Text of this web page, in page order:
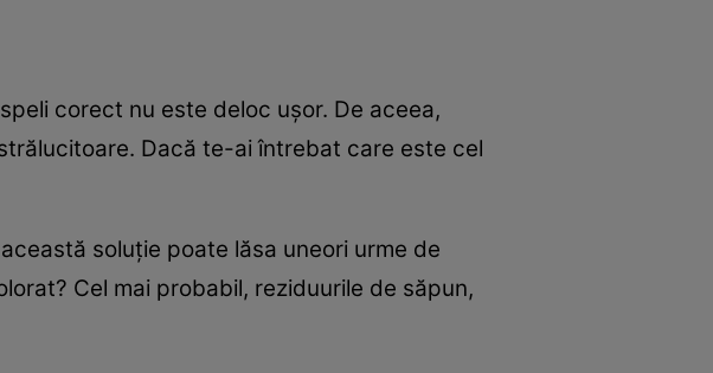
corect nu este deloc uşor. De aceea,
Dacă te-ai întrebat care este cel
soluţie poate lăsa uneori urme de
Cel mai probabil, reziduurile de săpun,